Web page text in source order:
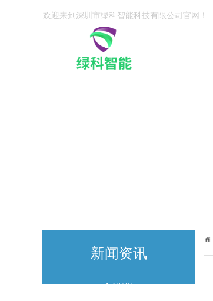
欢迎来到深圳市绿科智能科技有限公司官网！
新闻资讯
NEWS